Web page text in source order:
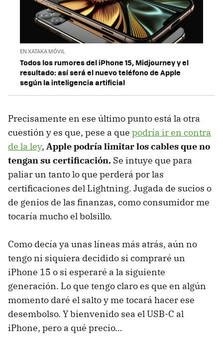
EN XATAKA MÓVIL
Todos los rumores del iPhone 15, Midjourney y el
resultado: así será el nuevo teléfono de Apple
según la inteligencia artificial
Precisamente en ese último punto está la otra
cuestión y es que, pese a que podría ir en contra
de la ley, Apple podría limitar los cables que no
tengan su certificación. Se intuye que para
paliar un tanto lo que perderá por las
certificaciones del Lightning. Jugada de sucios o
de genios de las finanzas, como consumidor me
tocaría mucho el bolsillo.
Como decía ya unas líneas más atrás, aún no
tengo ni siquiera decidido si compraré un
iPhone 15 o si esperaré a la siguiente
generación. Lo que tengo claro es que en algún
momento daré el salto y me tocará hacer ese
desembolso. Y bienvenido sea el USB-C al
iPhone, pero a qué precio…